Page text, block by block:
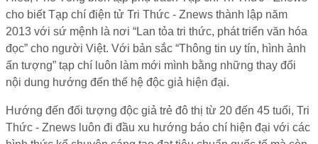
cho biết Tạp chí điện tử Tri Thức - Znews thành lập năm
2013 với sứ mệnh là nơi “Lan tỏa tri thức, phát triển văn hóa
đọc” cho người Việt. Với bản sắc “Thông tin uy tín, hình ảnh
ấn tượng” tạp chí luôn làm mới mình bằng những thay đổi
nội dung hướng đến thế hệ độc giả hiện đại.
Hướng đến đối tượng độc giả trẻ đô thị từ 20 đến 45 tuổi, Tri
Thức - Znews luôn đi đầu xu hướng báo chí hiện đại với các